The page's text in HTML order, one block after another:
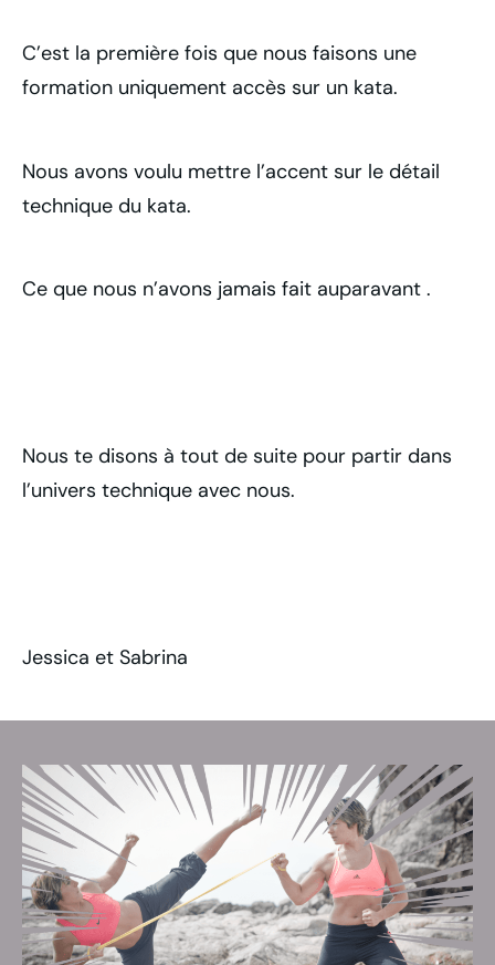
C’est la première fois que nous faisons une
formation uniquement accès sur un kata.
Nous avons voulu mettre l’accent sur le détail
technique du kata.
Ce que nous n’avons jamais fait auparavant .
Nous te disons à tout de suite pour partir dans
l’univers technique avec nous.
Jessica et Sabrina